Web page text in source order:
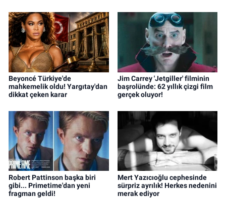
Beyoncé Türkiye'de
mahkemelik oldu! Yargıtay'dan
dikkat çeken karar
Jim Carrey 'Jetgiller' filminin
başrolünde: 62 yıllık çizgi film
gerçek oluyor!
Robert Pattinson başka biri
gibi... Primetime'dan yeni
fragman geldi!
Mert Yazıcıoğlu cephesinde
sürpriz ayrılık! Herkes nedenini
merak ediyor